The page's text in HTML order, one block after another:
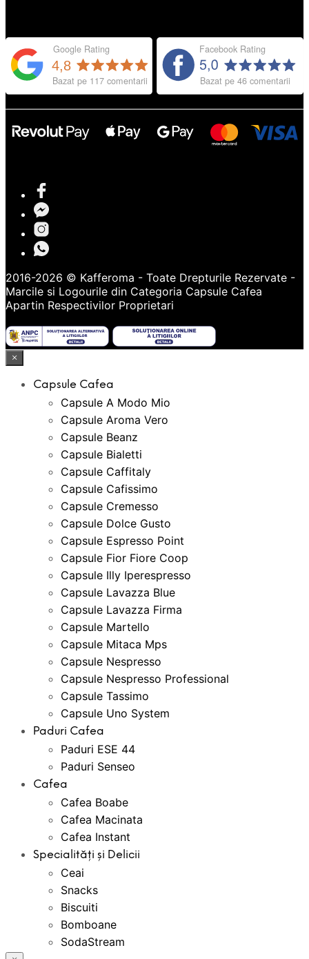
2016-2026 © Kafferoma - Toate Drepturile Rezervate -
Marcile si Logourile din Categoria Capsule Cafea
Apartin Respectivilor Proprietari
×
Capsule Cafea
Capsule A Modo Mio
Capsule Aroma Vero
Capsule Beanz
Capsule Bialetti
Capsule Caffitaly
Capsule Cafissimo
Capsule Cremesso
Capsule Dolce Gusto
Capsule Espresso Point
Capsule Fior Fiore Coop
Capsule Illy Iperespresso
Capsule Lavazza Blue
Capsule Lavazza Firma
Capsule Martello
Capsule Mitaca Mps
Capsule Nespresso
Capsule Nespresso Professional
Capsule Tassimo
Capsule Uno System
Paduri Cafea
Paduri ESE 44
Paduri Senseo
Cafea
Cafea Boabe
Cafea Macinata
Cafea Instant
Specialități și Delicii
Ceai
Snacks
Biscuiti
Bomboane
SodaStream